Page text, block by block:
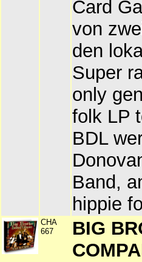
Card
von
den
Super
only
folk LP
BDL
Band,
hippie
CHA
667
BIG